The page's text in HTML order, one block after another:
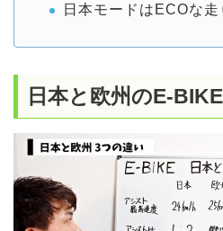
日本モードはECOな走
日本と欧州のE-